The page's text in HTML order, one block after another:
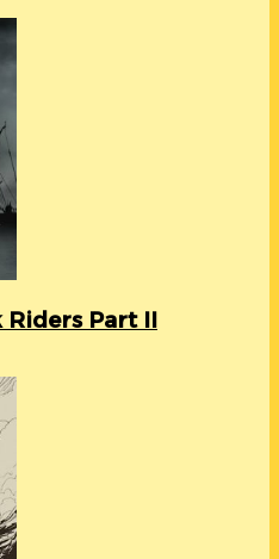
Riders Part II